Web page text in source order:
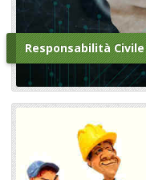
Responsabilità Civile